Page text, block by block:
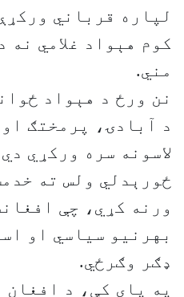
لپاره قرباني
کوم هېواد غلامي نه
مني.
نن ورځ د هېواد
د آبادۍ، پرمختګ
لاسونه سره ورکړي
ځورېدلي ولس ته
ورنه کړي، چې
بهرنیو سیاسي او
ډګر وګرځي.
په پای کې، د